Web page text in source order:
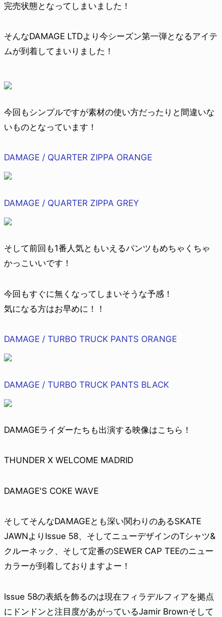
完売状態となってしまいました！
そんなDAMAGE LTDより今シーズン第一弾となるアイテ
ムが到着してまいりました！
今回もシンプルですが素材の使い方だったりと間違いな
いものとなっています！
DAMAGE / QUARTER ZIPPA ORANGE
DAMAGE / QUARTER ZIPPA GREY
そして前回も1番人気ともいえるパンツもめちゃくちゃ
かっこいいです！
今回もすぐに無くなってしまいそうな予感！
気になる方はお早めに！！
DAMAGE / TURBO TRUCK PANTS ORANGE
DAMAGE / TURBO TRUCK PANTS BLACK
DAMAGEライダーたちも出演する映像はこちら！
THUNDER X WELCOME MADRID
DAMAGE'S COKE WAVE
そしてそんなDAMAGEとも深い関わりのあるSKATE
JAWNよりIssue 58、そしてニューデザインのTシャツ&
クルーネック、そして定番のSEWER CAP TEEのニュー
カラーが到着しておりますよー！
Issue 58の表紙を飾るのは現在フィラデルフィアを拠点
にドンドンと注目度があがっているJamir Brownそして